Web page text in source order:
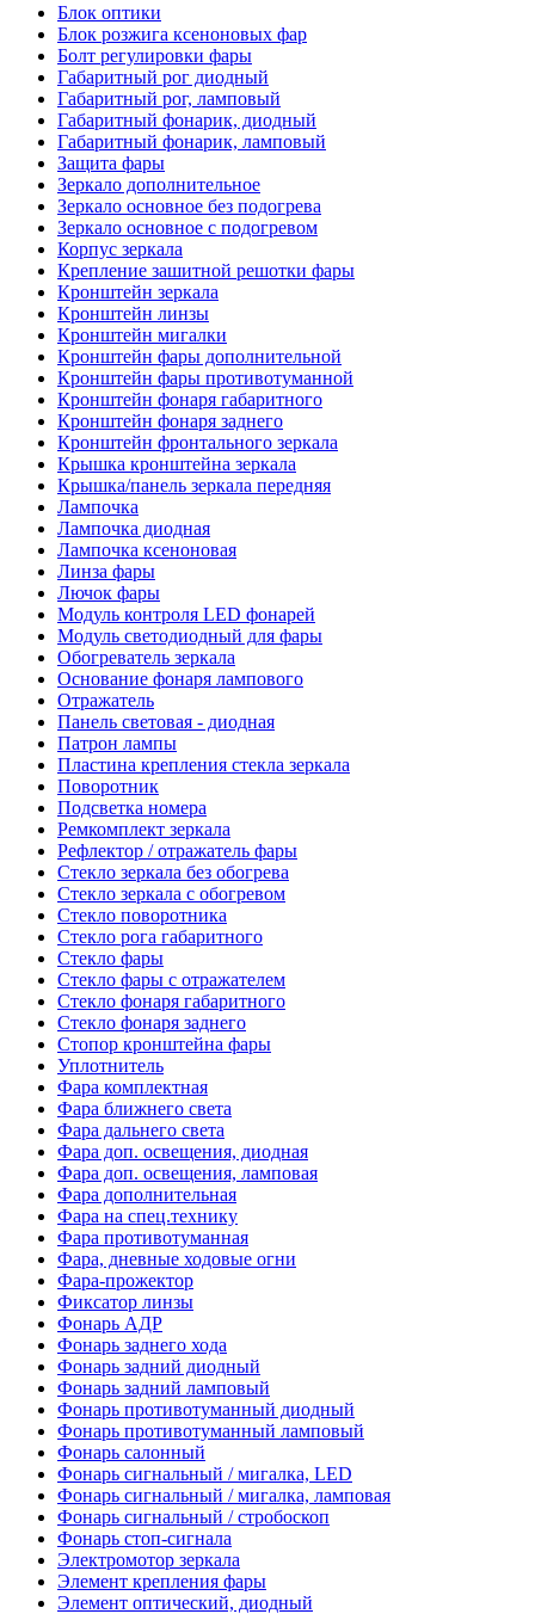
Блок оптики
Блок розжига ксеноновых фар
Болт регулировки фары
Габаpитный рог диодный
Габаpитный рог, ламповый
Габаритный фонарик, диодный
Габаритный фонарик, ламповый
Защита фары
Зеркало дополнительное
Зеркало основное без подогрева
Зеркало основное с подогревом
Корпус зеркала
Крепление зашитной решотки фары
Кронштейн зеркала
Кронштейн линзы
Кронштейн мигалки
Кронштейн фары дополнительной
Кронштейн фары противотуманной
Кронштейн фонаря габаритного
Кронштейн фонаря заднего
Кронштейн фронтального зеркала
Крышка кронштейна зеркала
Крышка/панель зеркала передняя
Лампочка
Лампочка диодная
Лампочка ксеноновая
Линза фары
Лючок фары
Модуль контроля LED фонарей
Модуль светодиодный для фары
Обогреватель зеркала
Основание фонаря лампового
Отражатель
Панель световая - диодная
Патрон лампы
Пластина крепления стекла зеркала
Поворотник
Подсветка номера
Ремкомплект зеркала
Рефлектор / отражатель фары
Стекло зеркала без обогрева
Стекло зеркала с обогревом
Стекло поворотника
Стекло рога габаритного
Стекло фары
Стекло фары с отражателем
Стекло фонаря габаритного
Стекло фонаря заднего
Стопор кронштейна фары
Уплотнитель
Фаpа комплектная
Фара ближнего света
Фара дальнего света
Фара доп. освещения, диодная
Фара доп. освещения, ламповая
Фара дополнительная
Фара на спец.технику
Фара противотуманная
Фара, дневные ходовые огни
Фара-прожектор
Фиксатор линзы
Фонарь АДР
Фонарь заднего хода
Фонарь задний диодный
Фонарь задний ламповый
Фонарь противотуманный диодный
Фонарь противотуманный ламповый
Фонарь салонный
Фонарь сигнальный / мигалка, LED
Фонарь сигнальный / мигалка, ламповая
Фонарь сигнальный / стробоскоп
Фонарь стоп-сигнала
Электромотор зеркала
Элемент крепления фары
Элемент оптический, диодный